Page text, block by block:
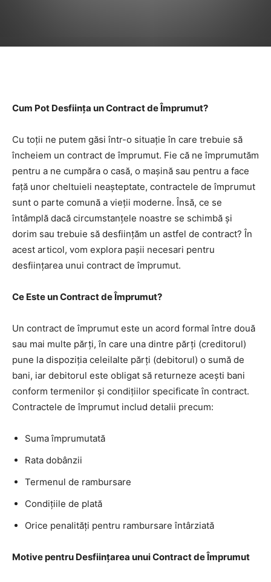
Cum Pot Desființa un Contract de Împrumut?
Cu toții ne putem găsi într-o situație în care trebuie să
încheiem un contract de împrumut. Fie că ne împrumutăm
pentru a ne cumpăra o casă, o mașină sau pentru a face
față unor cheltuieli neașteptate, contractele de împrumut
sunt o parte comună a vieții moderne. Însă, ce se
întâmplă dacă circumstanțele noastre se schimbă și
dorim sau trebuie să desființăm un astfel de contract? În
acest articol, vom explora pașii necesari pentru
desființarea unui contract de împrumut.
Ce Este un Contract de Împrumut?
Un contract de împrumut este un acord formal între două
sau mai multe părți, în care una dintre părți (creditorul)
pune la dispoziția celeilalte părți (debitorul) o sumă de
bani, iar debitorul este obligat să returneze acești bani
conform termenilor și condițiilor specificate în contract.
Contractele de împrumut includ detalii precum:
Suma împrumutată
Rata dobânzii
Termenul de rambursare
Condițiile de plată
Orice penalități pentru rambursare întârziată
Motive pentru Desființarea unui Contract de Împrumut